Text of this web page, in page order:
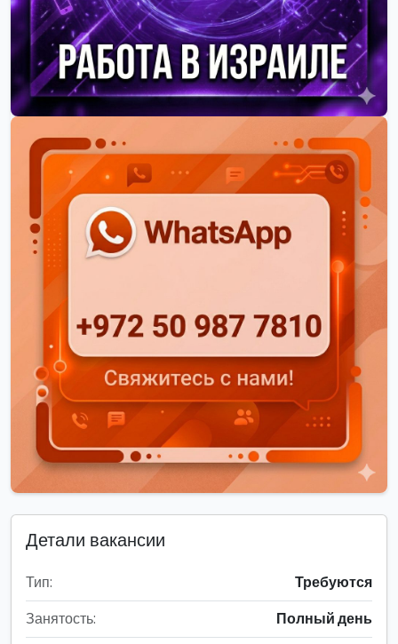
Детали вакансии
Тип:
Требуются
Занятость:
Полный день